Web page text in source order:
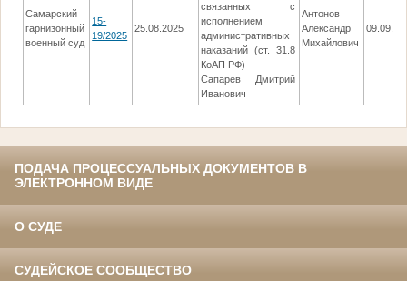
Самарский
гарнизонный
военный суд
15-
19/2025
25.08.2025
связанных с
исполнением
административных
наказаний (ст. 31.8
КоАП РФ)
Сапарев Дмитрий
Иванович
Антонов
Александр
Михайлович
ПОДАЧА ПРОЦЕССУАЛЬНЫХ ДОКУМЕНТОВ В
ЭЛЕКТРОННОМ ВИДЕ
О СУДЕ
СУДЕЙСКОЕ СООБЩЕСТВО